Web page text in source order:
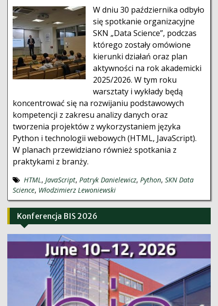
W dniu 30 października odbyło
się spotkanie organizacyjne
SKN „Data Science”, podczas
którego zostały omówione
kierunki działań oraz plan
aktywności na rok akademicki
2025/2026. W tym roku
warsztaty i wykłady będą
koncentrować się na rozwijaniu podstawowych
kompetencji z zakresu analizy danych oraz
tworzenia projektów z wykorzystaniem języka
Python i technologii webowych (HTML, JavaScript).
W planach przewidziano również spotkania z
praktykami z branży.
HTML, JavaScript, Patryk Danielewicz, Python, SKN Data
Science, Włodzimierz Lewoniewski
Konferencja BIS 2026